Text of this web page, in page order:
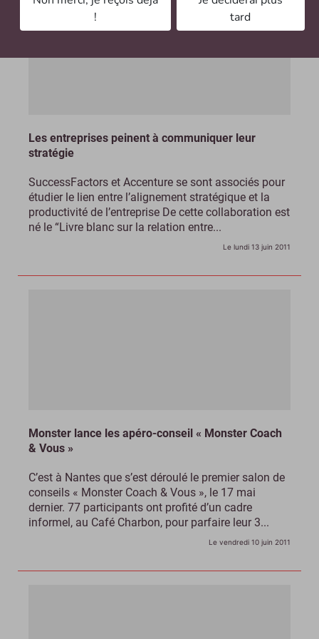
Les entreprises peinent à communiquer leur
stratégie
SuccessFactors et Accenture se sont associés pour
étudier le lien entre l’alignement stratégique et la
productivité de l’entreprise De cette collaboration est
né le “Livre blanc sur la relation entre...
Le lundi 13 juin 2011
Monster lance les apéro-conseil « Monster Coach
& Vous »
C’est à Nantes que s’est déroulé le premier salon de
conseils « Monster Coach & Vous », le 17 mai
dernier. 77 participants ont profité d’un cadre
informel, au Café Charbon, pour parfaire leur 3...
Le vendredi 10 juin 2011
!
tard